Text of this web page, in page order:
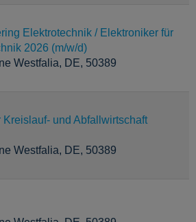
Elektrotechnik / Elektroniker für
2026 (m/w/d)
Westfalia, DE, 50389
und Abfallwirtschaft
Westfalia, DE, 50389